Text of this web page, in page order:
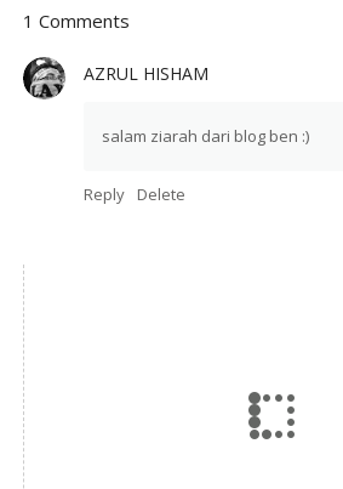
1 Comments
AZRUL HISHAM
salam ziarah dari blog ben :)
Reply Delete